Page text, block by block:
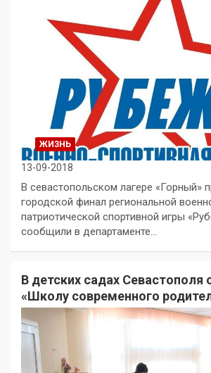
ЖИЗНЬ
13-09-2018
В севастопольском лагере «Горный»
городской финал региональной
патриотической спортивной игры
сообщили в департаменте…
В детских садах Севастополя
«Школу современного